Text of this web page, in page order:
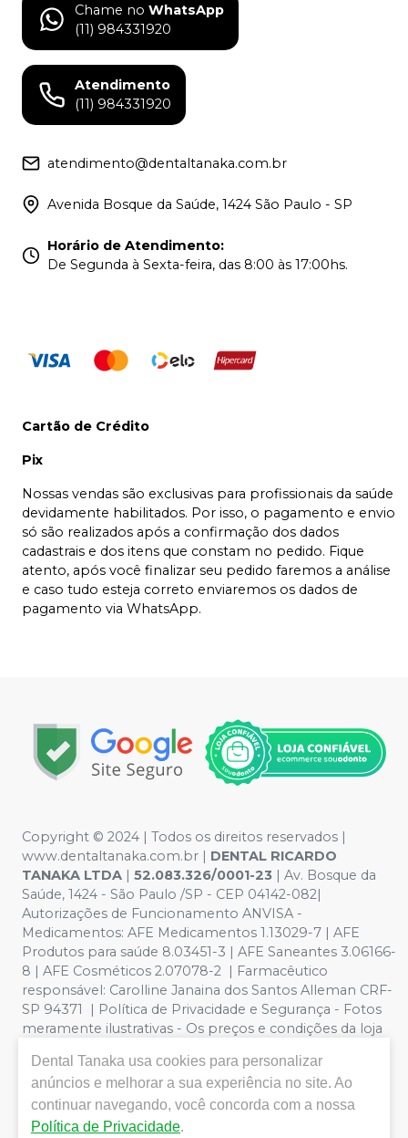
Chame no WhatsApp
(11) 984331920
Atendimento
(11) 984331920
atendimento@dentaltanaka.com.br
Avenida Bosque da Saúde, 1424 São Paulo - SP
Horário de Atendimento:
De Segunda à Sexta-feira, das 8:00 às 17:00hs.
Cartão de Crédito
Pix
Nossas vendas são exclusivas para profissionais da saúde
devidamente habilitados. Por isso, o pagamento e envio
só são realizados após a confirmação dos dados
cadastrais e dos itens que constam no pedido. Fique
atento, após você finalizar seu pedido faremos a análise
e caso tudo esteja correto enviaremos os dados de
pagamento via WhatsApp.
Copyright © 2024 | Todos os direitos reservados |
www.dentaltanaka.com.br | DENTAL RICARDO
TANAKA LTDA | 52.083.326/0001-23 | Av. Bosque da
Saúde, 1424 - São Paulo /SP - CEP 04142-082|
Autorizações de Funcionamento ANVISA -
Medicamentos: AFE Medicamentos 1.13029-7 | AFE
Produtos para saúde 8.03451-3 | AFE Saneantes 3.06166-
8 | AFE Cosméticos 2.07078-2 | Farmacêutico
responsável: Carolline Janaina dos Santos Alleman CRF-
SP 94371
| Política de Privacidade e Segurança - Fotos
meramente ilustrativas - Os preços e condições da loja
divergência de preços no site, o valor válido é o do
Carrinho de Compra. Não vendemos por atacado por
isso nos reservamos o direito de não atender compras
de grandes volumes pelo site. Vendas somente para
Dental Tanaka usa cookies para personalizar
anúncios e melhorar a sua experiência no site. Ao
continuar navegando, você concorda com a nossa
Política de Privacidade.